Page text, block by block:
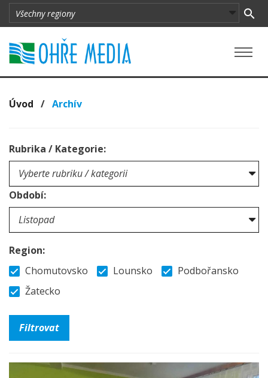
Úvod / Archív
Rubrika / Kategorie:
Období:
Region:
Chomutovsko
Lounsko
Podbořansko
Žatecko